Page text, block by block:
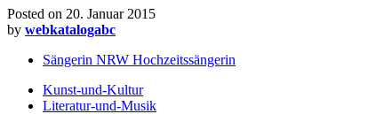
Posted on 20. Januar 2015
by webkatalogabc
Sängerin NRW Hochzeitssängerin
Kunst-und-Kultur
Literatur-und-Musik